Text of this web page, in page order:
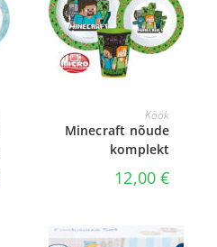
Köök
Minecraft nõude
komplekt
12,00€